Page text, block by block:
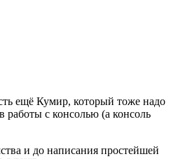
ещё Кумир, который тоже надо
работы с консолью (а консоль
и до написания простейшей